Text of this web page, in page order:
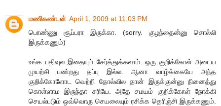
மணிகண்டன் April 1, 2009 at 11:03 PM
பொண்ணு சூப்பரா இருக்கா. (sorry. குழந்தைன்னு சொல்லி
இருக்கணும்)
உங்க பதிவுல இதையும் சேர்த்துக்கலாம். ஒரு குறிக்கோள் அடைய
முயற்சி பண்றது தப்பு இல்ல. ஆனா வாழ்க்கையே அந்த
குறிக்கோளோட வெற்றி தோல்வில தான் இருக்குன்னு நினைத்து
கொள்ளாம இருந்தா சரியே. அதே சமயம் குறிக்கோள் நோக்கி
செயல்படும் ஒவ்வொரு செயலையும் ரசிக்க தெரிஞ்சி இருக்கணும்.